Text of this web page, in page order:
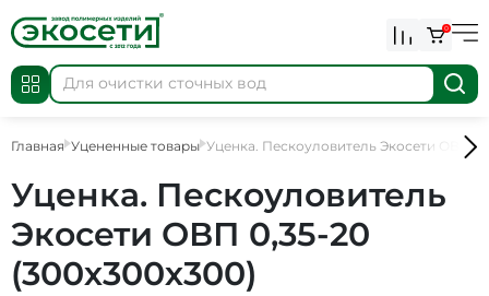
0
Главная Уцененные товары Уценка. Пескоуловитель Экосети ОВП
Уценка. Пескоуловитель
Экосети ОВП 0,35-20
(300х300х300)